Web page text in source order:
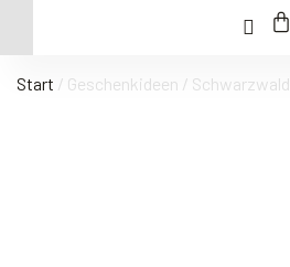
Start / Geschenkideen / Schwarzwald